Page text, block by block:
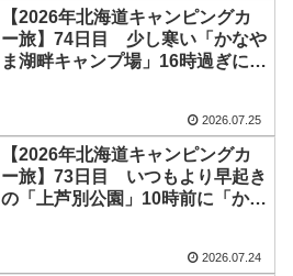
本日の移動は「上芦別公園」で終
了し、お昼寝(-_-)zzz
【2026年北海道キャンピングカ
ー旅】74日目 少し寒い「かなや
ま湖畔キャンプ場」16時過ぎに宴
綺麗でした＼(^o^)／ 「とこ
旅」ファミリーと2次会で盛り上
がり、0時過ぎに終了！
2026.07.25
【2026年北海道キャンピングカ
ー旅】73日目 いつもより早起き
の「上芦別公園」10時前に「かな
し、合計4回の乾杯で大盛り上が
2026.07.24